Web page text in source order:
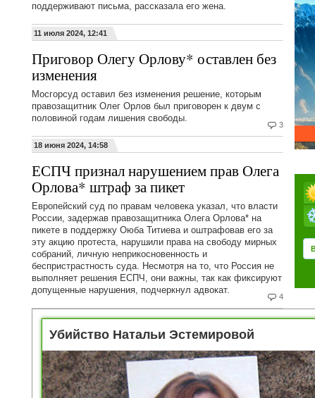
поддерживают письма, рассказала его жена.
11 июля 2024, 12:41
3
Приговор Олегу Орлову* оставлен без
изменения
Мосгорсуд оставил без изменения решение, которым
правозащитник Олег Орлов был приговорен к двум с
половиной годам лишения свободы.
18 июня 2024, 14:58
4
ЕСПЧ признал нарушением прав Олега
Орлова* штраф за пикет
Европейский суд по правам человека указал, что власти
России, задержав правозащитника Олега Орлова* на
пикете в поддержку Оюба Титиева и оштрафовав его за
эту акцию протеста, нарушили права на свободу мирных
собраний, личную неприкосновенность и
беспристрастность суда. Несмотря на то, что Россия не
выполняет решения ЕСПЧ, они важны, так как фиксируют
допущенные нарушения, подчеркнул адвокат.
Убийство Натальи Эстемировой